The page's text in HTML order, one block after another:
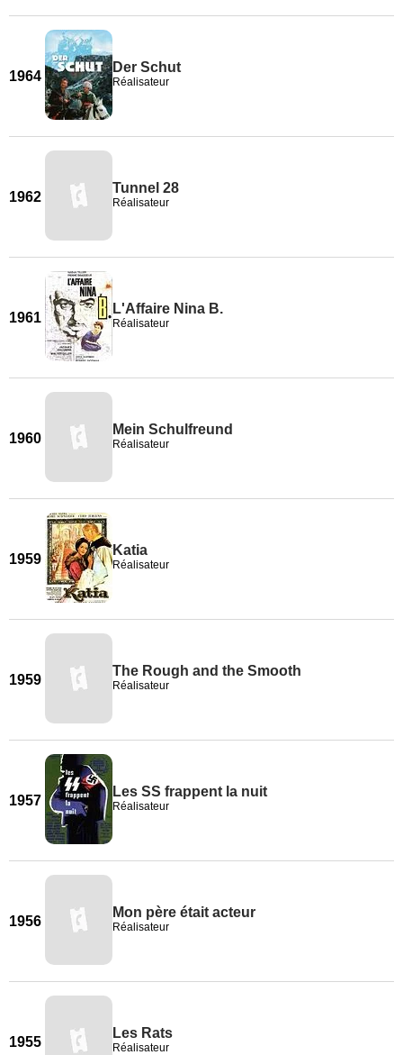
1964
Der Schut
Réalisateur
1962
Tunnel 28
Réalisateur
1961
L'Affaire Nina B.
Réalisateur
1960
Mein Schulfreund
Réalisateur
1959
Katia
Réalisateur
1959
The Rough and the Smooth
Réalisateur
1957
Les SS frappent la nuit
Réalisateur
1956
Mon père était acteur
Réalisateur
1955
Les Rats
Réalisateur